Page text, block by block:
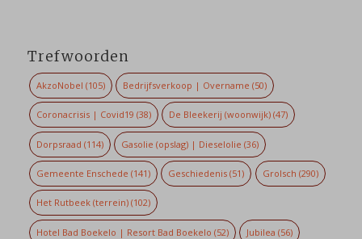
Trefwoorden
AkzoNobel (105) Bedrijfsverkoop | Overname (50)
Coronacrisis | Covid19 (38) De Bleekerij (woonwijk) (47)
Dorpsraad (114) Gasolie (opslag) | Dieselolie (36)
Gemeente Enschede (141) Geschiedenis (51) Grolsch (290)
Het Rutbeek (terrein)(102)
Hotel Bad Boekelo | Resort Bad Boekelo (52) Jubilea (56)